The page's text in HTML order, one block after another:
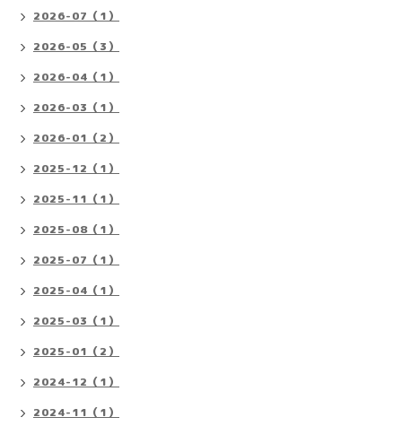
2026-07（1）
2026-05（3）
2026-04（1）
2026-03（1）
2026-01（2）
2025-12（1）
2025-11（1）
2025-08（1）
2025-07（1）
2025-04（1）
2025-03（1）
2025-01（2）
2024-12（1）
2024-11（1）